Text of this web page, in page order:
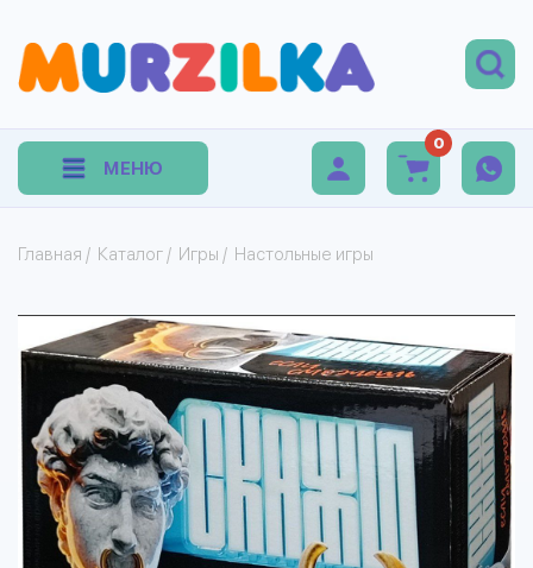
МЕНЮ
0
Главная / Каталог / Игры / Настольные игры